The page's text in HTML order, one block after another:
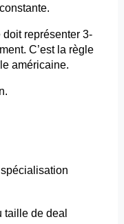
représenter 3-
C’est la règle
américaine.
taille de deal